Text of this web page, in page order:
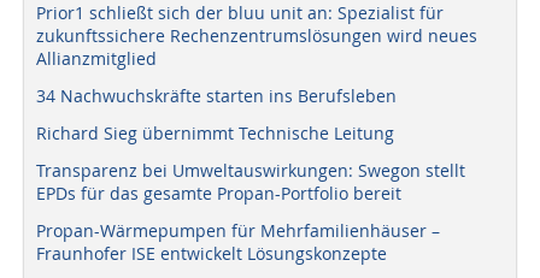
Prior1 schließt sich der bluu unit an: Spezialist für
zukunftssichere Rechenzentrumslösungen wird neues
Allianzmitglied
34 Nachwuchskräfte starten ins Berufsleben
Richard Sieg übernimmt Technische Leitung
Transparenz bei Umweltauswirkungen: Swegon stellt
EPDs für das gesamte Propan-Portfolio bereit
Propan-Wärmepumpen für Mehrfamilienhäuser –
Fraunhofer ISE entwickelt Lösungskonzepte